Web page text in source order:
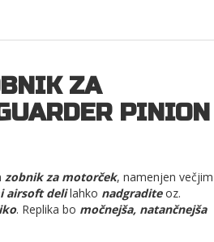
ZA
PINION
zobnik za motorček, namenjen večjim
airsoft delilahko nadgraditeoz.
. Replika bo močnejša, natančnejša